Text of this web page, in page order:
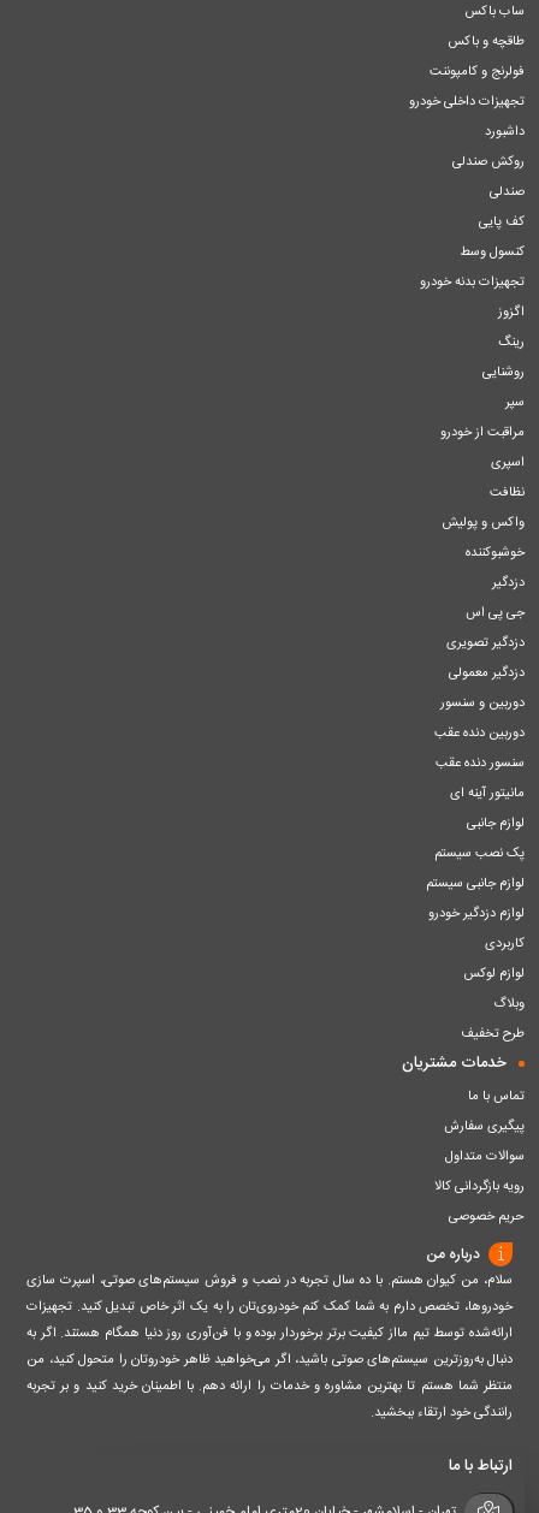
ساب باکس
طاقچه و باکس
فولرنج و کامپوننت
تجهیزات داخلی خودرو
داشبورد
روکش صندلی
صندلی
کف پایی
کنسول وسط
تجهیزات بدنه خودرو
اگزوز
رینگ
روشنایی
سپر
مراقبت از خودرو
اسپری
نظافت
واکس و پولیش
خوشبوکننده
دزدگیر
جی پی اس
دزدگیر تصویری
دزدگیر معمولی
دوربین و سنسور
دوربین دنده عقب
سنسور دنده عقب
مانیتور آینه ای
لوازم جانبی
پک نصب سیستم
لوازم جانبی سیستم
لوازم دزدگیر خودرو
کاربردی
لوازم لوکس
وبلاگ
طرح تخفیف
خدمات مشتریان
تماس با ما
پیگیری سفارش
سوالات متداول
رویه بازگردانی کالا
حریم خصوصی
درباره من
سلام، من کیوان هستم. با ده سال تجربه در نصب و فروش سیستم‌های صوتی، اسپرت سازی
خودروها، تخصص دارم به شما کمک کنم خودروی‌تان را به یک اثر خاص تبدیل کنید. تجهیزات
ارائه‌شده توسط تیم مااز کیفیت برتر برخوردار بوده و با فن‌آوری روز دنیا همگام هستند. اگر به
دنبال به‌روزترین سیستم‌های صوتی باشید، اگر می‌خواهید ظاهر خودروتان را متحول کنید، من
منتظر شما هستم تا بهترین مشاوره و خدمات را ارائه دهم. با اطمینان خرید کنید و بر تجربه
رانندگی خود ارتقاء ببخشید.
ارتباط با ما